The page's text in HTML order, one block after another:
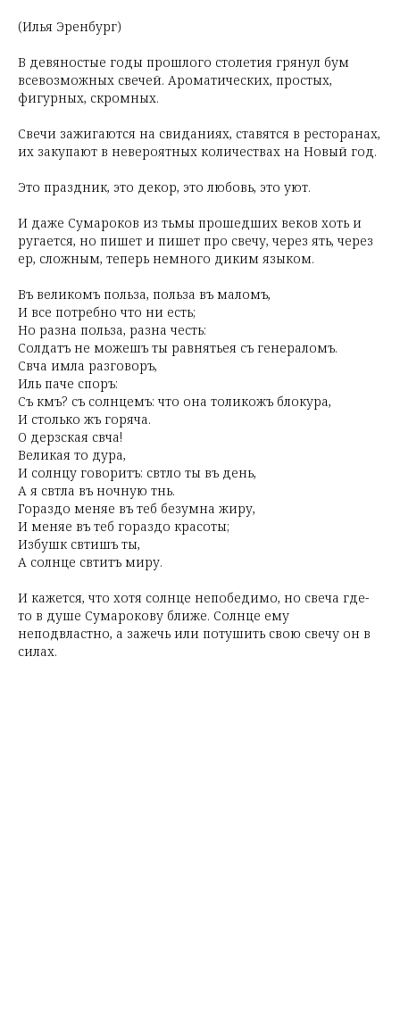
(Илья Эренбург)
В девяностые годы прошлого столетия грянул бум
всевозможных свечей. Ароматических, простых,
фигурных, скромных.
Свечи зажигаются на свиданиях, ставятся в ресторанах,
их закупают в невероятных количествах на Новый год.
Это праздник, это декор, это любовь, это уют.
И даже Сумароков из тьмы прошедших веков хоть и
ругается, но пишет и пишет про свечу, через ять, через
ер, сложным, теперь немного диким языком.
Въ великомъ польза, польза въ маломъ,
И все потребно что ни есть;
Но разна польза, разна честь:
Солдатъ не можешъ ты равнятьея съ генераломъ.
Свѣча имѣла разговоръ,
Иль паче споръ:
Съ кѣмъ? съ солнцемъ: что она толикожъ бѣлокура,
И столько жъ горяча.
О дерзская свѣча!
Великая то дура,
И солнцу говоритъ: свѣтло ты въ день,
А я свѣтла въ ночную тѣнь.
Гораздо меняе въ тебѣ безумна жиру,
И меняе въ тебѣ гораздо красоты;
Избушкѣ свѣтишъ ты,
А солнце свѣтитъ миру.
И кажется, что хотя солнце непобедимо, но свеча где-
то в душе Сумарокову ближе. Солнце ему
неподвластно, а зажечь или потушить свою свечу он в
силах.